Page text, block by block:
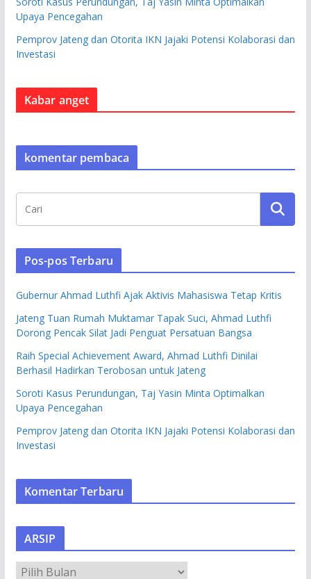
Upaya Pencegahan
Pemprov Jateng dan Otorita IKN Jajaki Potensi Kolaborasi dan
Investasi
Kabar anget
komentar pembaca
Pos-pos Terbaru
Gubernur Ahmad Luthfi Ajak Aktivis Mahasiswa Tetap Kritis
Jateng Tuan Rumah Muktamar Tapak Suci, Ahmad Luthfi
Dorong Pencak Silat Jadi Penguat Persatuan Bangsa
Raih Special Achievement Award, Ahmad Luthfi Dinilai
Berhasil Hadirkan Terobosan untuk Jateng
Soroti Kasus Perundungan, Taj Yasin Minta Optimalkan
Upaya Pencegahan
Pemprov Jateng dan Otorita IKN Jajaki Potensi Kolaborasi dan
Investasi
Komentar Terbaru
ARSIP